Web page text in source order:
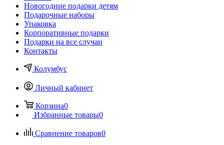
Новогодние подарки детям
Подарочные наборы
Упаковка
Корпоративные подарки
Подарки на все случаи
Контакты
Колумбус
Личный кабинет
Корзина0
Избранные товары0
Сравнение товаров0